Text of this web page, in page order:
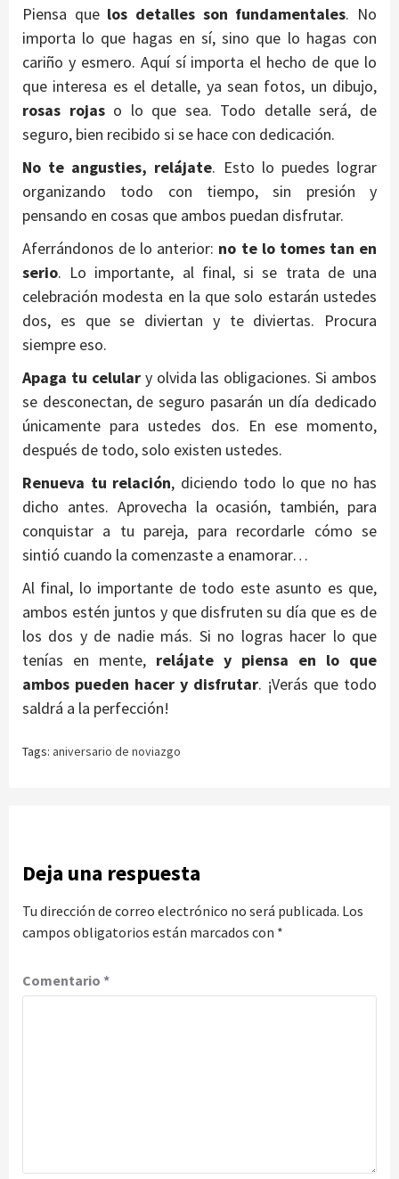
Piensa que los detalles son fundamentales. No
importa lo que hagas en sí, sino que lo hagas con
cariño y esmero. Aquí sí importa el hecho de que lo
que interesa es el detalle, ya sean fotos, un dibujo,
rosas rojaso lo que sea. Todo detalle será, de
seguro, bien recibido si se hace con dedicación.
No te angusties, relájate. Esto lo puedes lograr
organizando todo con tiempo, sin presión y
pensando en cosas que ambos puedan disfrutar.
Aferrándonos de lo anterior: no te lo tomes tan en
serio. Lo importante, al final, si se trata de una
celebración modesta en la que solo estarán ustedes
dos, es que se diviertan y te diviertas. Procura
siempre eso.
Apaga tu celulary olvida las obligaciones. Si ambos
se desconectan, de seguro pasarán un día dedicado
únicamente para ustedes dos. En ese momento,
después de todo, solo existen ustedes.
Renueva tu relación, diciendo todo lo que no has
dicho antes. Aprovecha la ocasión, también, para
conquistar a tu pareja, para recordarle cómo se
sintió cuando la comenzaste a enamorar…
Al final, lo importante de todo este asunto es que,
ambos estén juntos y que disfruten su día que es de
los dos y de nadie más. Si no logras hacer lo que
tenías en mente, relájate y piensa en lo que
ambos pueden hacer y disfrutar. ¡Verás que todo
saldrá a la perfección!
Tags: aniversario de noviazgo
Deja una respuesta
Tu dirección de correo electrónico no será publicada. Los
campos obligatorios están marcados con *
Comentario *